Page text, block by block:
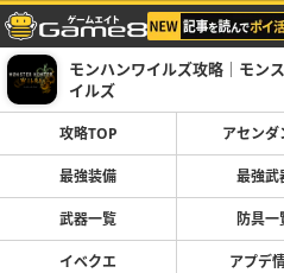
モンハンワイルズ攻略｜モン
イルズ
攻略TOP アセンダ
最強装備 最強武
武器一覧 防具一
イベクエ アプデ